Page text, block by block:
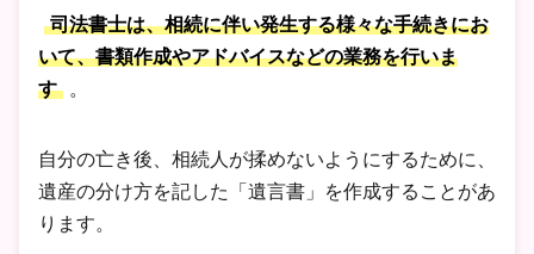
司法書士は、相続に伴い発生する様々な手続きにお
いて、書類作成やアドバイスなどの業務を行いま
す
。
自分の亡き後、相続人が揉めないようにするために、
遺産の分け方を記した「遺言書」を作成することがあ
ります。